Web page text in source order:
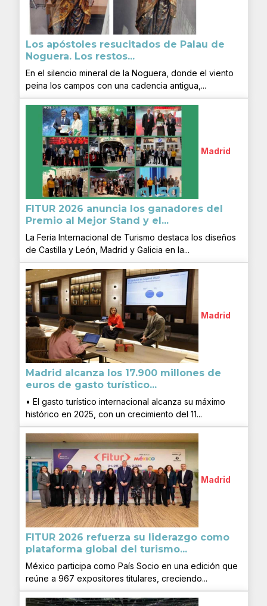
Los apóstoles resucitados de Palau de
Noguera. Los restos...
En el silencio mineral de la Noguera, donde el viento
peina los campos con una cadencia antigua,...
Madrid
FITUR 2026 anuncia los ganadores del
Premio al Mejor Stand y el...
La Feria Internacional de Turismo destaca los diseños
de Castilla y León, Madrid y Galicia en la...
Madrid
Madrid alcanza los 17.900 millones de
euros de gasto turístico...
• El gasto turístico internacional alcanza su máximo
histórico en 2025, con un crecimiento del 11...
Madrid
FITUR 2026 refuerza su liderazgo como
plataforma global del turismo...
México participa como País Socio en una edición que
reúne a 967 expositores titulares, creciendo...